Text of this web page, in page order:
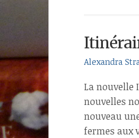
Alexandra
La nouvelle
nouvelles
nouveau
fermes aux